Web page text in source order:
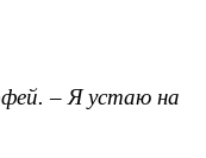
– Я устаю на